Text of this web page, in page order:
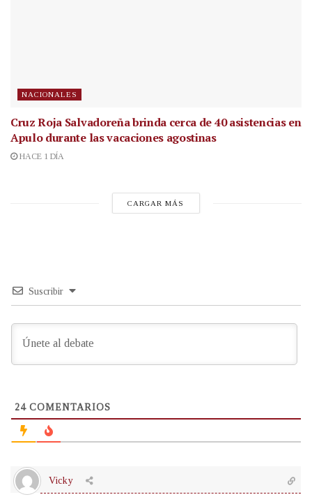
NACIONALES
Cruz Roja Salvadoreña brinda cerca de 40 asistencias en
Apulo durante las vacaciones agostinas
HACE 1 DÍA
CARGAR MÁS
Suscribir
24COMENTARIOS
Vicky